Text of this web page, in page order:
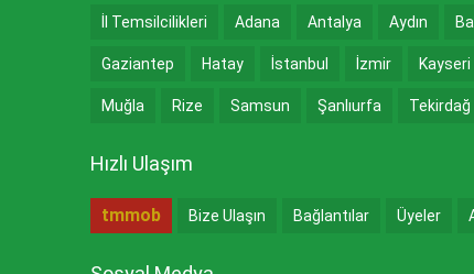
İl Temsilcilikleri Adana Antalya Aydın
Gaziantep Hatay İstanbul İzmir Kayseri
Muğla Rize Samsun Şanlıurfa Tekirdağ
Hızlı Ulaşım
tmmob Bize Ulaşın Bağlantılar Üyeler